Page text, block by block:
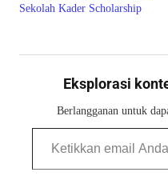
Sekolah Kader Scholarship
Eksplorasi
Berlangganan untuk
Ketikkan email Anda...